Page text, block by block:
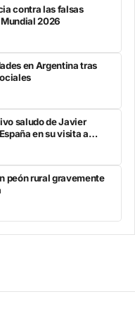
contra las falsas
2026
en Argentina tras
saludo de Javier
en su visita a
peón rural gravemente